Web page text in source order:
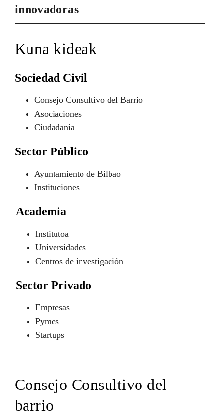
innovadoras
Kuna kideak
Sociedad Civil
Consejo Consultivo del Barrio
Asociaciones
Ciudadanía
Sector Público
Ayuntamiento de Bilbao
Instituciones
Academia
Institutoa
Universidades
Centros de investigación
Sector Privado
Empresas
Pymes
Startups
Consejo Consultivo del
barrio